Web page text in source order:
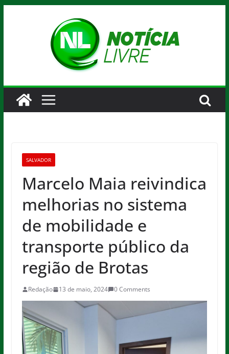
SALVADOR
Marcelo Maia reivindica
melhorias no sistema
de mobilidade e
transporte público da
região de Brotas
Redação 13 de maio, 2024 0 Comments